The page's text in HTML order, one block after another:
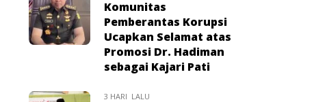
Komunitas
Pemberantas Korupsi
Ucapkan Selamat atas
Promosi Dr. Hadiman
sebagai Kajari Pati
3 HARI LALU